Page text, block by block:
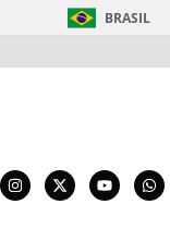
BRASIL